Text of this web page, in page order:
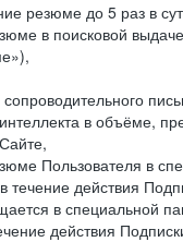
резюме до 5 раз в
в поисковой
интеллекта в объёме,
Пользователя в
действия
в специальной
действия